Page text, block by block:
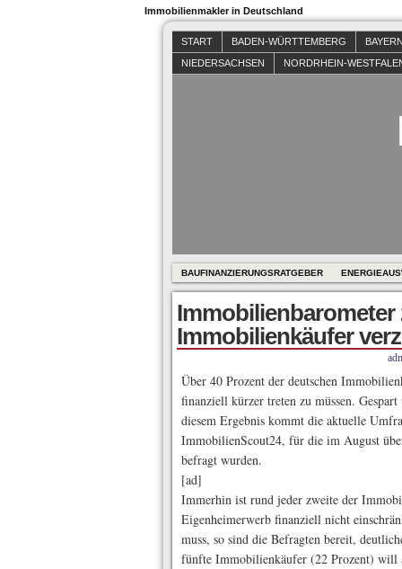
Immobilienmakler in Deutschland
START BADEN-WÜRTTEMBERG BAYERN
NIEDERSACHSEN
NORDRHEIN-
BAUFINANZIERUNGSRATGEBER
Immobilienbarometer
Immobilienkäufer
Über 40 Prozent der deutschen
finanziell kürzer treten zu müssen.
diesem Ergebnis kommt die aktuelle
ImmobilienScout24, für die im August
befragt wurden.
[ad]
Immerhin ist rund jeder zweite der
Eigenheimerwerb finanziell nicht
muss, so sind die Befragten bereit,
fünfte Immobilienkäufer (22 Prozent) will